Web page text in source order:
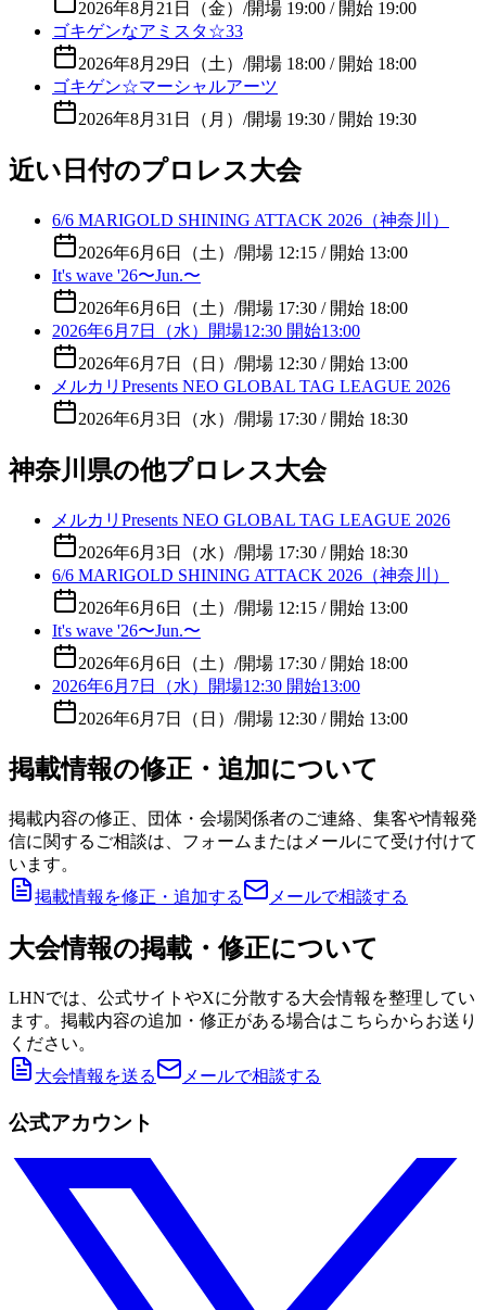
2026年8月21日（金） /開場 19:00 / 開始 19:00
ゴキゲンなアミスタ☆33
2026年8月29日（土） /開場 18:00 / 開始 18:00
ゴキゲン☆マーシャルアーツ
2026年8月31日（月） /開場 19:30 / 開始 19:30
近い日付のプロレス大会
6/6 MARIGOLD SHINING ATTACK 2026（神奈川）
2026年6月6日（土） /開場 12:15 / 開始 13:00
It's wave '26〜Jun.〜
2026年6月6日（土） /開場 17:30 / 開始 18:00
2026年6月7日（水）開場12:30 開始13:00
2026年6月7日（日） /開場 12:30 / 開始 13:00
メルカリPresents NEO GLOBAL TAG LEAGUE 2026
2026年6月3日（水） /開場 17:30 / 開始 18:30
神奈川県の他プロレス大会
メルカリPresents NEO GLOBAL TAG LEAGUE 2026
2026年6月3日（水） /開場 17:30 / 開始 18:30
6/6 MARIGOLD SHINING ATTACK 2026（神奈川）
2026年6月6日（土） /開場 12:15 / 開始 13:00
It's wave '26〜Jun.〜
2026年6月6日（土） /開場 17:30 / 開始 18:00
2026年6月7日（水）開場12:30 開始13:00
2026年6月7日（日） /開場 12:30 / 開始 13:00
掲載情報の修正・追加について
掲載内容の修正、団体・会場関係者のご連絡、集客や情報発
信に関するご相談は、フォームまたはメールにて受け付けて
います。
掲載情報を修正・追加する
メールで相談する
大会情報の掲載・修正について
LHNでは、公式サイトやXに分散する大会情報を整理してい
ます。掲載内容の追加・修正がある場合はこちらからお送り
ください。
大会情報を送る
メールで相談する
公式アカウント